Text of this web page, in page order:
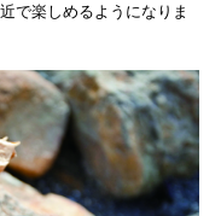
で楽しめるようになりま